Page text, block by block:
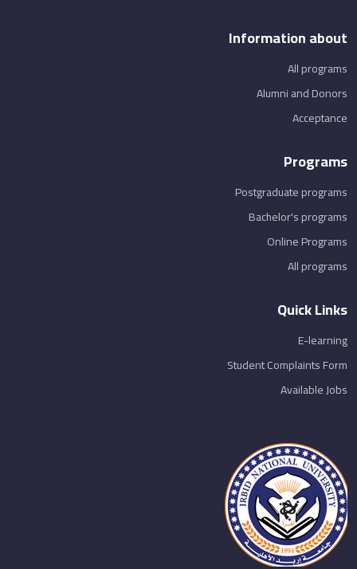
Information about
All programs
Alumni and Donors
Acceptance
Programs
Postgraduate programs
Bachelor's programs
Online Programs
All programs
Quick Links
E-learning
Student Complaints Form
Available Jobs